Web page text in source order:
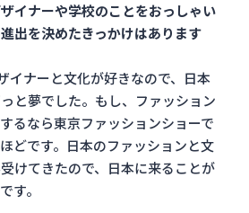
イナーや学校のことをおっしゃい
出を決めたきっかけはあります
イナーと文化が好きなので、日本
と夢でした。もし、ファッション
るなら東京ファッションショーで
どです。日本のファッションと文
けてきたので、日本に来ることが
す。